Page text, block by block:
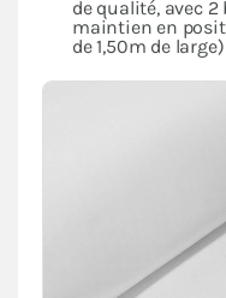
de qualité, avec
maintien en
de 1,50m de large)